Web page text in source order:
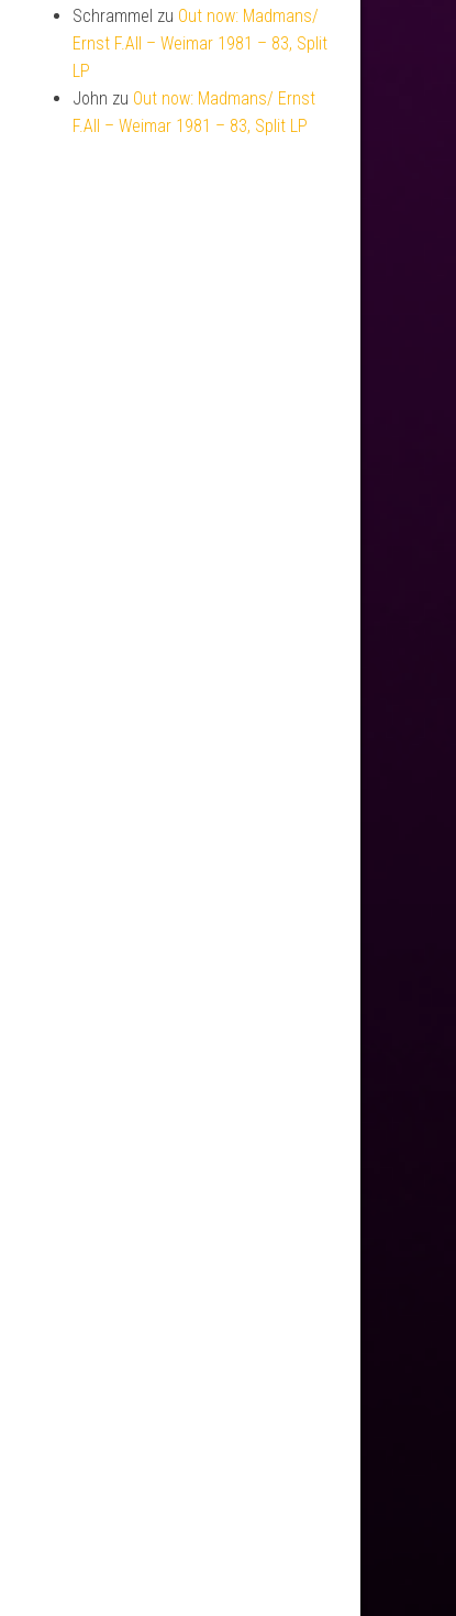
Schrammel zu Out now: Madmans/
Ernst F.All – Weimar 1981 – 83, Split
LP
John zu Out now: Madmans/ Ernst
F.All – Weimar 1981 – 83, Split LP